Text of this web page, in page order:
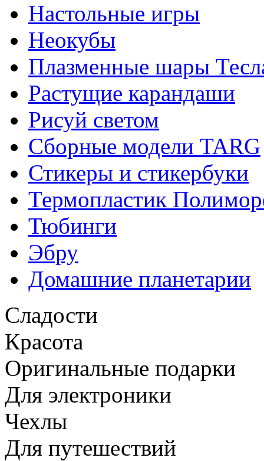
Настольные игры
Неокубы
Плазменные шары
Растущие карандаши
Рисуй светом
Сборные модели TARG
Стикеры и стикербуки
Термопластик
Тюбинги
Эбру
Домашние планетарии
Сладости
Красота
Оригинальные подарки
Для электроники
Чехлы
Для путешествий